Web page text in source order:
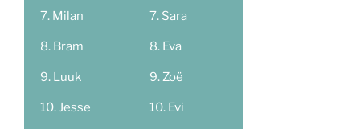
Milan
Bram
Luuk
Jesse
Sara
Eva
Zoë
Evi